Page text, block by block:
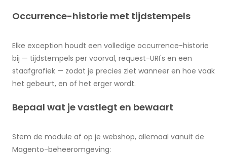
Occurrence-historie met tijdstempels
Elke exception houdt een volledige occurrence-historie
bij — tijdstempels per voorval, request-URI's en een
staafgrafiek — zodat je precies ziet wanneer en hoe vaak
het gebeurt, en of het erger wordt.
Bepaal wat je vastlegt en bewaart
Stem de module af op je webshop, allemaal vanuit de
Magento-beheeromgeving: